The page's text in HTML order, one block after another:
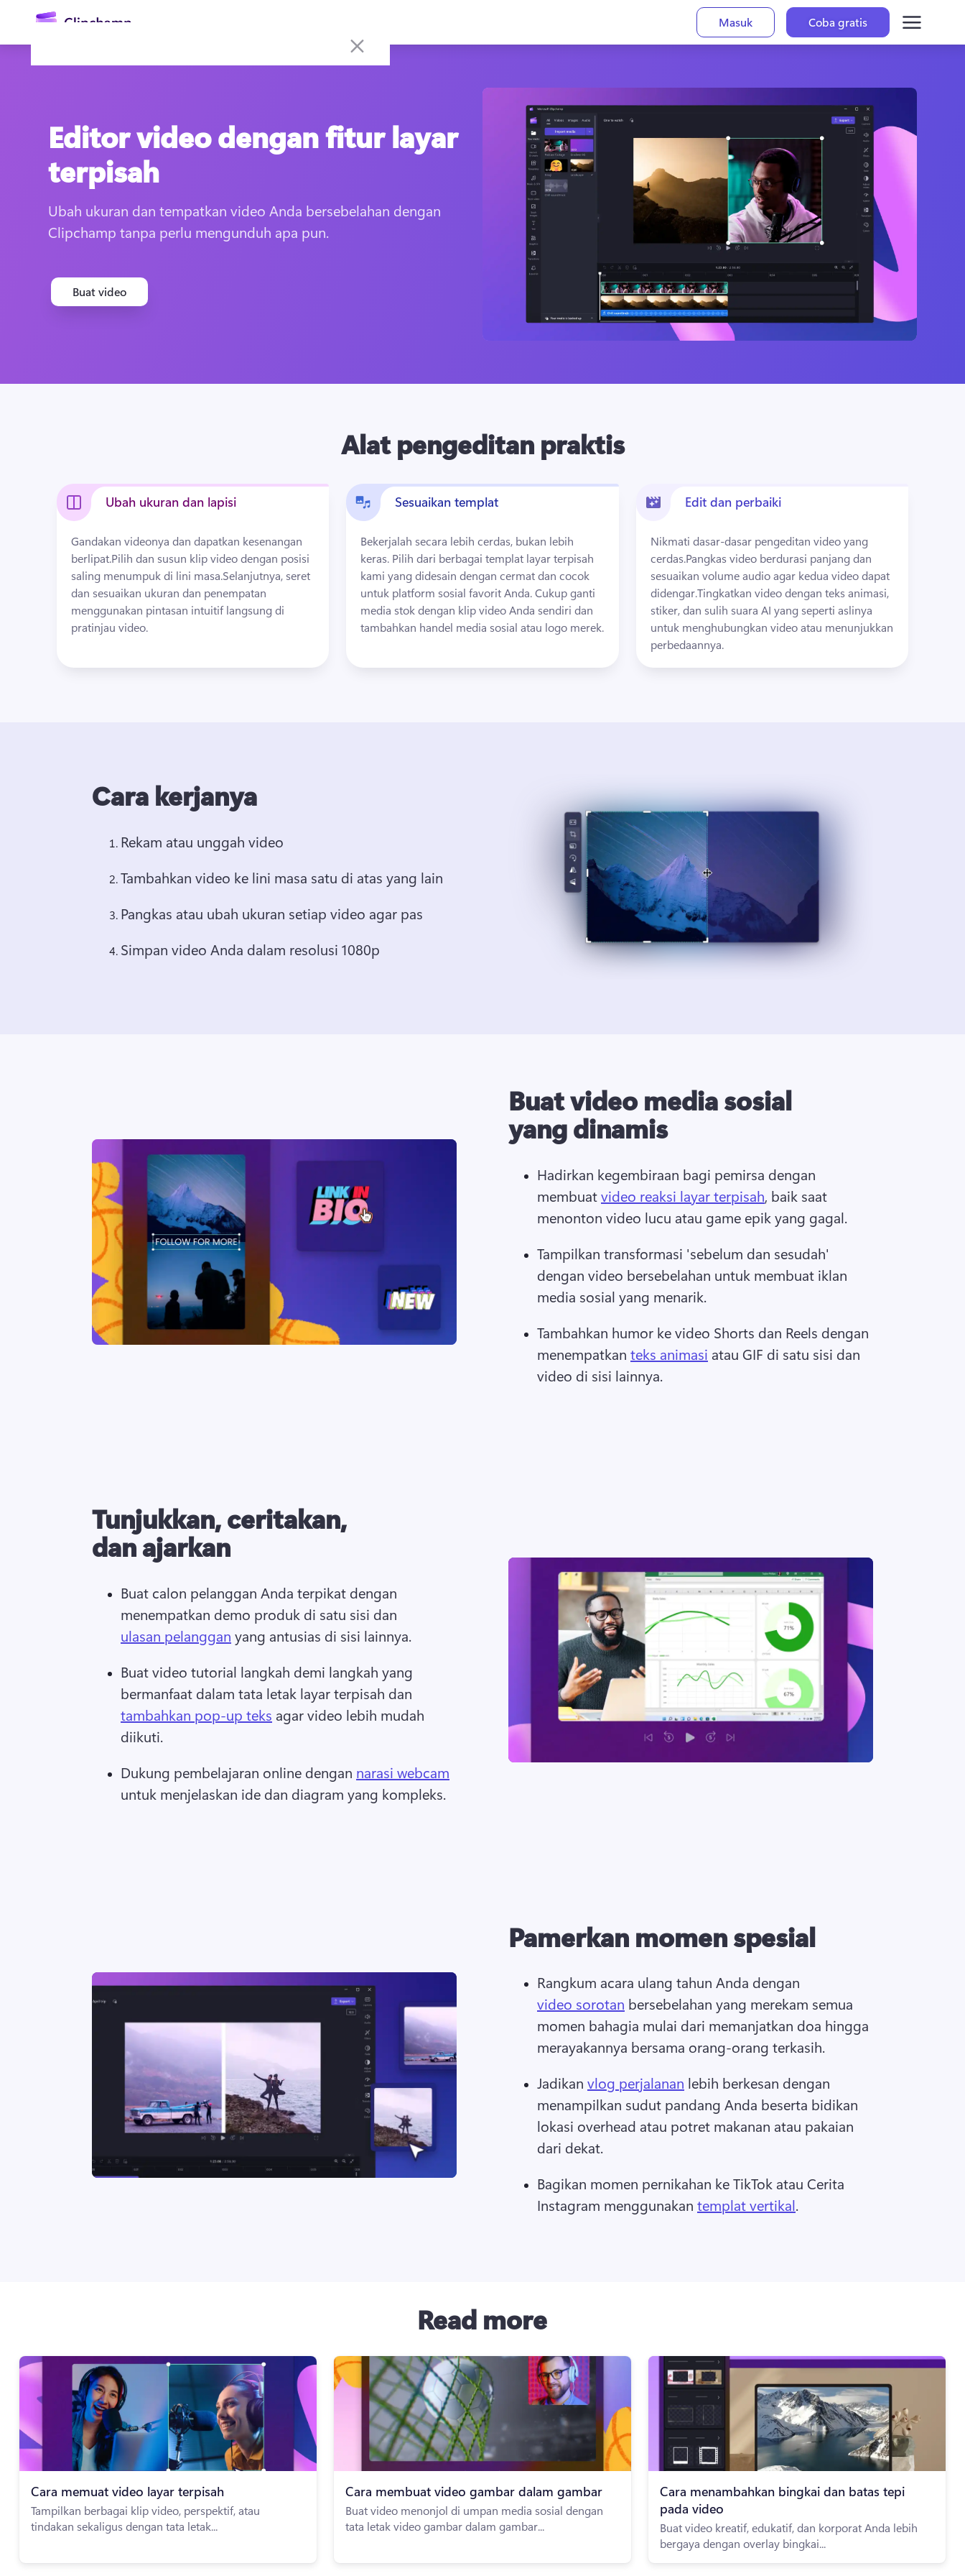
Masuk Coba gratis
Masuk
Coba gratis
Editor video dengan fitur layar
terpisah
Ubah ukuran dan tempatkan video Anda bersebelahan dengan
Clipchamp tanpa perlu mengunduh apa pun.
Buat video
Alat pengeditan praktis
Ubah ukuran dan lapisi
Gandakan videonya dan dapatkan kesenangan
berlipat.Pilih dan susun klip video dengan posisi
saling menumpuk di lini masa.Selanjutnya, seret
dan sesuaikan ukuran dan penempatan
menggunakan pintasan intuitif langsung di
pratinjau video.
Sesuaikan templat
Bekerjalah secara lebih cerdas, bukan lebih
keras. Pilih dari berbagai templat layar terpisah
kami yang didesain dengan cermat dan cocok
untuk platform sosial favorit Anda. Cukup ganti
media stok dengan klip video Anda sendiri dan
tambahkan handel media sosial atau logo merek.
Edit dan perbaiki
Nikmati dasar-dasar pengeditan video yang
cerdas.Pangkas video berdurasi panjang dan
sesuaikan volume audio agar kedua video dapat
didengar.Tingkatkan video dengan teks animasi,
stiker, dan sulih suara AI yang seperti aslinya
untuk menghubungkan video atau menunjukkan
perbedaannya.
Cara kerjanya
Rekam atau unggah video
Tambahkan video ke lini masa satu di atas yang lain
Pangkas atau ubah ukuran setiap video agar pas
Simpan video Anda dalam resolusi 1080p
Buat video media sosial
yang dinamis
Hadirkan kegembiraan bagi pemirsa dengan
membuat video reaksi layar terpisah, baik saat
menonton video lucu atau game epik yang gagal.
Tampilkan transformasi 'sebelum dan sesudah'
dengan video bersebelahan untuk membuat iklan
media sosial yang menarik.
Tambahkan humor ke video Shorts dan Reels dengan
menempatkan teks animasi atau GIF di satu sisi dan
video di sisi lainnya.
Tunjukkan, ceritakan,
dan ajarkan
Buat calon pelanggan Anda terpikat dengan
menempatkan demo produk di satu sisi dan
ulasan pelanggan yang antusias di sisi lainnya.
Buat video tutorial langkah demi langkah yang
bermanfaat dalam tata letak layar terpisah dan
tambahkan pop-up teks agar video lebih mudah
diikuti.
Dukung pembelajaran online dengan narasi webcam
untuk menjelaskan ide dan diagram yang kompleks.
Pamerkan momen spesial
Rangkum acara ulang tahun Anda dengan
video sorotan bersebelahan yang merekam semua
momen bahagia mulai dari memanjatkan doa hingga
merayakannya bersama orang-orang terkasih.
Jadikan vlog perjalanan lebih berkesan dengan
menampilkan sudut pandang Anda beserta bidikan
lokasi overhead atau potret makanan atau pakaian
dari dekat.
Bagikan momen pernikahan ke TikTok atau Cerita
Instagram menggunakan templat vertikal.
Read more
Cara memuat video layar terpisah
Tampilkan berbagai klip video, perspektif, atau
tindakan sekaligus dengan tata letak...
Cara membuat video gambar dalam gambar
Buat video menonjol di umpan media sosial dengan
tata letak video gambar dalam gambar...
Cara menambahkan bingkai dan batas tepi
pada video
Buat video kreatif, edukatif, dan korporat Anda lebih
bergaya dengan overlay bingkai...